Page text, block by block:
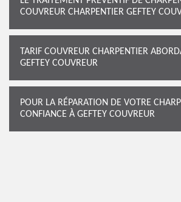
COUVREUR CHARPENTIER GEFTEY
TARIF COUVREUR CHARPENTIER
GEFTEY COUVREUR
POUR LA RÉPARATION DE VOTRE
CONFIANCE À GEFTEY COUVREUR